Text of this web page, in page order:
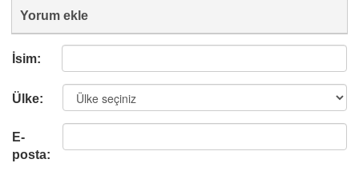
Yorum ekle
İsim:
Ülke:
E-
posta: